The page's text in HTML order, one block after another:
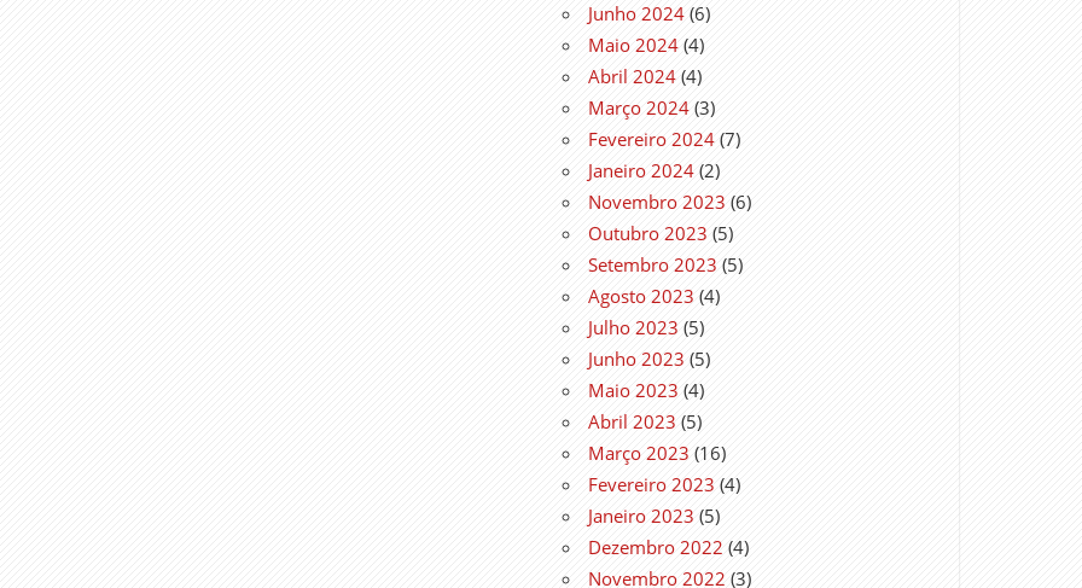
Junho 2024 (6)
Maio 2024 (4)
Abril 2024 (4)
Março 2024 (3)
Fevereiro 2024 (7)
Janeiro 2024 (2)
Novembro 2023 (6)
Outubro 2023 (5)
Setembro 2023 (5)
Agosto 2023 (4)
Julho 2023 (5)
Junho 2023 (5)
Maio 2023 (4)
Abril 2023 (5)
Março 2023 (16)
Fevereiro 2023 (4)
Janeiro 2023 (5)
Dezembro 2022 (4)
Novembro 2022 (3)